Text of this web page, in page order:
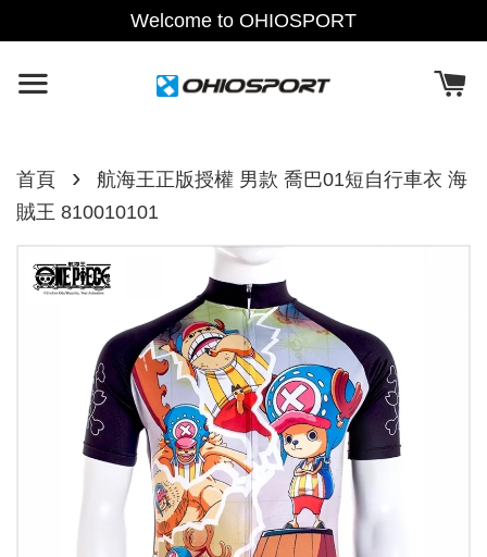
Welcome to OHIOSPORT
首頁 ›
航海王正版授權 男款 喬巴01短自行車衣 海
賊王 810010101